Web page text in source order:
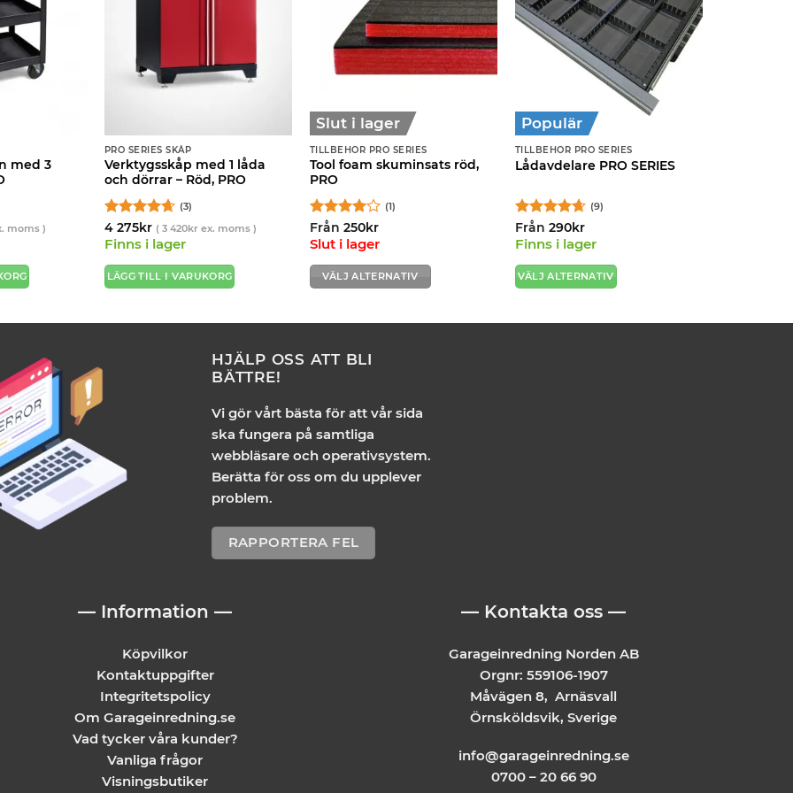
med 3
moms )
PRO SERIES SKÅP
Verktygsskåp med 1 låda
och dörrar – Röd, PRO
Betygsatt
4.67av 5
(3)
4 275kr ( 3 420krex. moms )
Finns i lager
LÄGG TILL I VARUKORG
Slut i lager
TILLBEHÖR PRO SERIES
Tool foam skuminsats röd,
PRO
Betygsatt
4av 5
(1)
Från 250kr
Slut i lager
VÄLJ ALTERNATIV
har
De
olika
alternativen
kan
väljas
Populär
TILLBEHÖR PRO SERIES
Lådavdelare PRO SERIES
Betygsatt
4.67av 5
(9)
Från 290kr
Finns i lager
VÄLJ ALTERNATIV
HJÄLP OSS ATT BLI
BÄTTRE!
Vi gör vårt bästa för att vår sida
ska fungera på samtliga
webbläsare och operativsystem.
Berätta för oss om du upplever
problem.
RAPPORTERA FEL
— Information —
Köpvilkor
Kontaktuppgifter
Integritetspolicy
Om Garageinredning.se
Vad tycker våra kunder?
Vanliga frågor
Visningsbutiker
— Kontakta oss —
Garageinredning Norden AB
Orgnr: 559106-1907
Måvägen 8, Arnäsvall
Örnsköldsvik, Sverige
info@garageinredning.se
0700 – 20 66 90